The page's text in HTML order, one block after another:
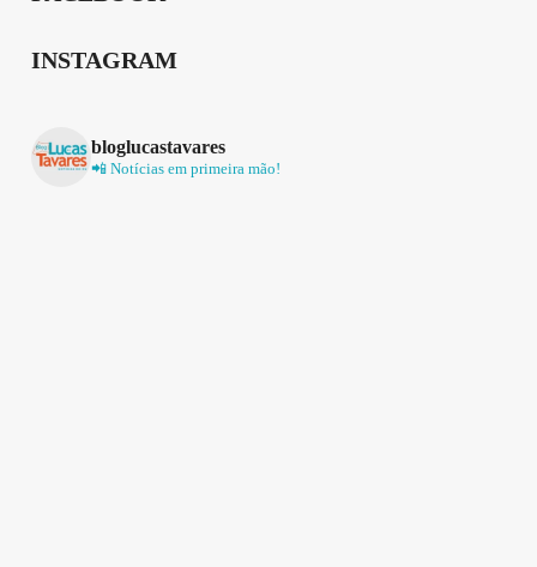
INSTAGRAM
bloglucastavares
📲 Notícias em primeira mão!